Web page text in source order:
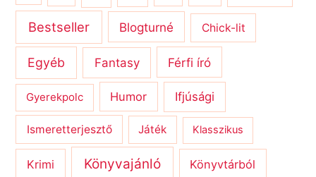
Bestseller Blogturné Chick-lit
Egyéb Fantasy Férfi író
Gyerekpolc Humor Ifjúsági
Ismeretterjesztő Játék Klasszikus
Krimi Könyvajánló Könyvtárból